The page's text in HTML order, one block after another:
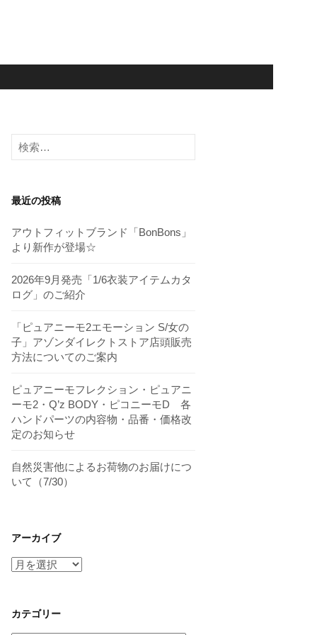
検
索:
最近の投稿
アウトフィットブランド「BonBons」
より新作が登場☆
2026年9月発売「1/6衣装アイテムカタ
ログ」のご紹介
「ピュアニーモ2エモーション S/女の
子」アゾンダイレクトストア店頭販売
方法についてのご案内
ピュアニーモフレクション・ピュアニ
ーモ2・Q’z BODY・ピコニーモD 各
ハンドパーツの内容物・品番・価格改
定のお知らせ
自然災害他によるお荷物のお届けにつ
いて（7/30）
アーカイブ
ア
イ
ブ
カテゴリー